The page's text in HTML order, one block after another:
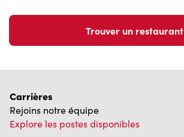
Trouver un restaurant
Carrières
Rejoins notre équipe
Explore les postes disponibles